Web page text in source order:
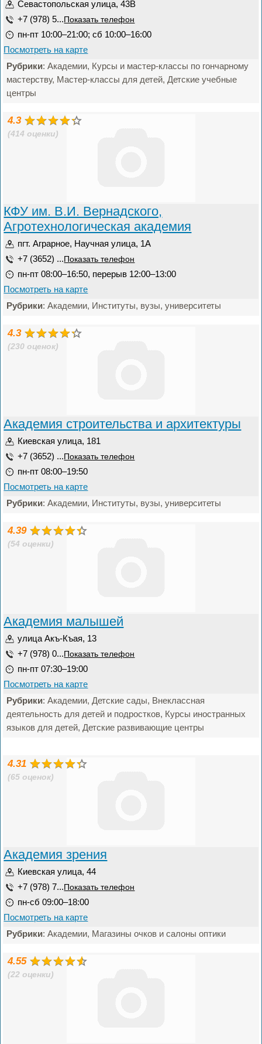
Севастопольская улица, 43В
+7 (978) 5... Показать телефон
пн-пт 10:00–21:00; сб 10:00–16:00
Посмотреть на карте
Рубрики: Академии, Курсы и мастер-классы по гончарному
мастерству, Мастер-классы для детей, Детские учебные
центры
4.3
(414 оценки)
КФУ им. В.И. Вернадского,
Агротехнологическая академия
пгт. Аграрное, Научная улица, 1А
+7 (3652) ... Показать телефон
пн-пт 08:00–16:50, перерыв 12:00–13:00
Посмотреть на карте
Рубрики: Академии, Институты, вузы, университеты
4.3
(230 оценок)
Академия строительства и архитектуры
Киевская улица, 181
+7 (3652) ... Показать телефон
пн-пт 08:00–19:50
Посмотреть на карте
Рубрики: Академии, Институты, вузы, университеты
4.39
(54 оценки)
Академия малышей
улица Акъ-Къая, 13
+7 (978) 0... Показать телефон
пн-пт 07:30–19:00
Посмотреть на карте
Рубрики: Академии, Детские сады, Внеклассная
деятельность для детей и подростков, Курсы иностранных
языков для детей, Детские развивающие центры
4.31
(65 оценок)
Академия зрения
Киевская улица, 44
+7 (978) 7... Показать телефон
пн-сб 09:00–18:00
Посмотреть на карте
Рубрики: Академии, Магазины очков и салоны оптики
4.55
(22 оценки)